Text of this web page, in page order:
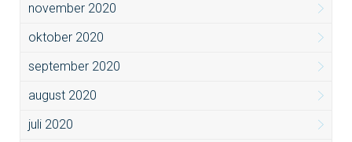
november 2020
oktober 2020
september 2020
august 2020
juli 2020